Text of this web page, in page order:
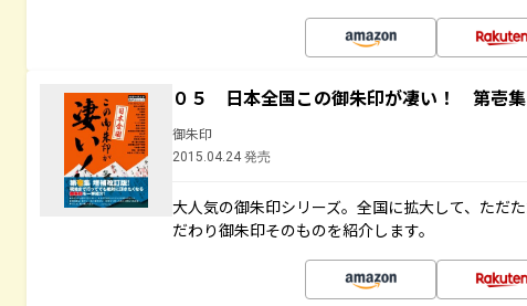
０５ 日本全国この御朱印が凄い！ 第壱
御朱印
2015.04.24 発売
大人気の御朱印シリーズ。全国に拡大して、ただ
だわり御朱印そのものを紹介します。